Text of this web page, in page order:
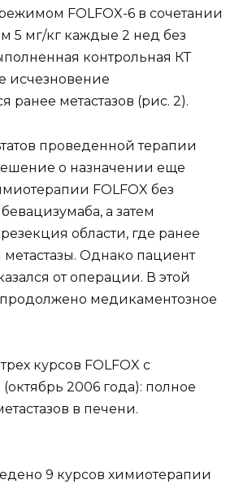
FOLFOX-6 в сочетании
5 мг/кг каждые 2 нед без
контрольная КТ
исчезновение
ранее метастазов (рис. 2).
проведенной терапии
о назначении еще
FOLFOX без
а затем
области, где ранее
Однако пациент
от операции. В этой
медикаментозное
курсов FOLFOX с
2006 года): полное
в печени.
9 курсов химиотерапии